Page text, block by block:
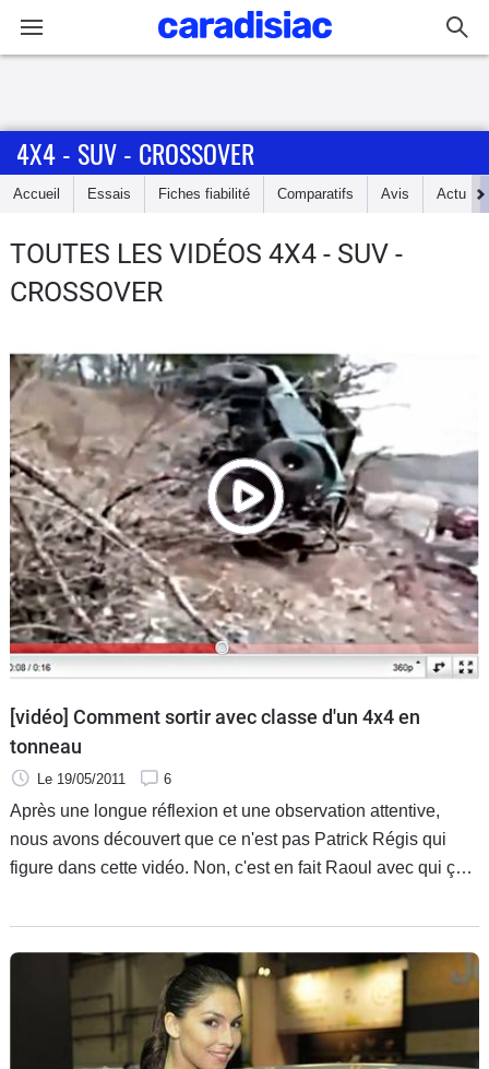
Accueil
Essais
Electriques
Utilitaires
Flottes
Auto
Services
Forum
Moto
Marques
4X4 - SUV - CROSSOVER
Accueil Essais Fiches fiabilité Comparatifs Avis Actu
TOUTES LES VIDÉOS 4X4 - SUV -
CROSSOVER
[vidéo] Comment sortir avec classe d'un 4x4 en
tonneau
Le 19/05/2011 6
Après une longue réflexion et une observation attentive,
nous avons découvert que ce n'est pas Patrick Régis qui
figure dans cette vidéo. Non, c'est en fait Raoul avec qui ça
de franchissement, persuadé de son invincibilité, tente un
passage dans une zone difficile avec son Toyota. Ça ne va
pas se passer comme attendu mais ça n'est pas grave car
avec Raoul, ça roule toujours, même quand ça ne roule plus.